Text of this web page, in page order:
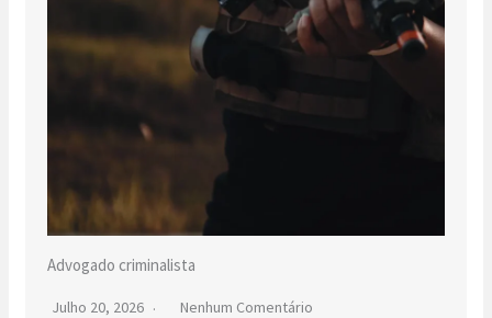
Advogado criminalista
Julho 20, 2026 Nenhum Comentário